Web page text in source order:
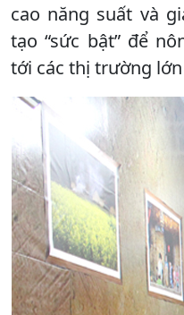
cao năng suất và
tạo “sức bật” để
tới các thị trường